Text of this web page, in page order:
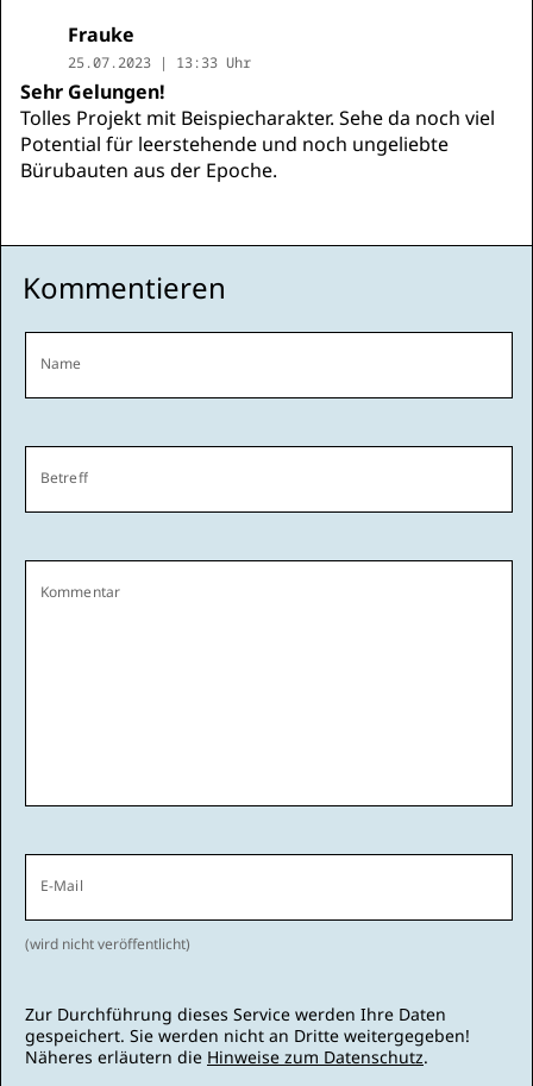
Frauke
25.07.2023 | 13:33 Uhr
Sehr Gelungen!
Tolles Projekt mit Beispiecharakter. Sehe da noch viel
Potential für leerstehende und noch ungeliebte
Bürubauten aus der Epoche.
Kommentieren
Name
Betreff
Kommentar
E-Mail
(wird nicht veröffentlicht)
Zur Durchführung dieses Service werden Ihre Daten
gespeichert. Sie werden nicht an Dritte weitergegeben!
Näheres erläutern die Hinweise zum Datenschutz.